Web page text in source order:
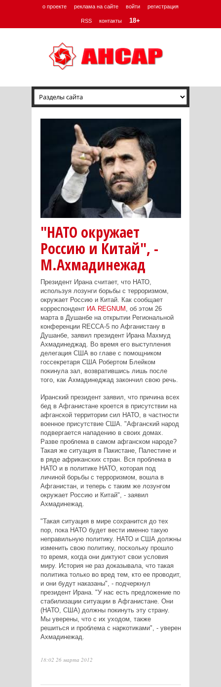
о проекте реклама на сайте войти регистрация
RSS контакты 18+
"НАТО окружает
Россию и Китай", -
М.Ахмадинежад
Президент Ирана считает, что НАТО,
используя лозунги борьбы с терроризмом,
окружает Россию и Китай. Как сообщает
корреспондент ИА REGNUM , об этом 26
марта в Душанбе на открытии Региональной
конференции RECCA-5 по Афганистану в
Душанбе, заявил президент Ирана Махмуд
Ахмадинеджад. Во время его выступления
делегация США во главе с помощником
госсекретаря США Робертом Блейком
покинула зал, возвратившись лишь после
того, как Ахмадинеджад закончил свою речь.
Иранский президент заявил, что причина всех
бед в Афганистане кроется в присутствии на
афганской территории сил НАТО, в частности
военное присутствие США. "Афганский народ
подвергается нападению в своих домах.
Разве проблема в самом афганском народе?
Такая же ситуация в Пакистане, Палестине и
в ряде африканских стран. Вся проблема в
НАТО и в политике НАТО, которая под
личиной борьбы с терроризмом, вошла в
Афганистан, и теперь с таким же лозунгом
окружает Россию и Китай", - заявил
Ахмадинежад.
"Такая ситуация в мире сохранится до тех
пор, пока НАТО будет вести именно такую
неправильную политику. НАТО и США должны
изменить свою политику, поскольку прошло
то время, когда они диктуют свои условия
миру. История не раз доказывала, что такая
политика только во вред тем, кто ее проводит,
и они будут наказаны", - подчеркнул
президент Ирана. "У нас есть предложение по
стабилизации ситуации в Афганистане. Они
(НАТО, США) должны покинуть эту страну.
Мы уверены, что с их уходом, также
решиться и проблема с наркотиками", - уверен
Ахмадинежад.
18:02 26 марта 2012